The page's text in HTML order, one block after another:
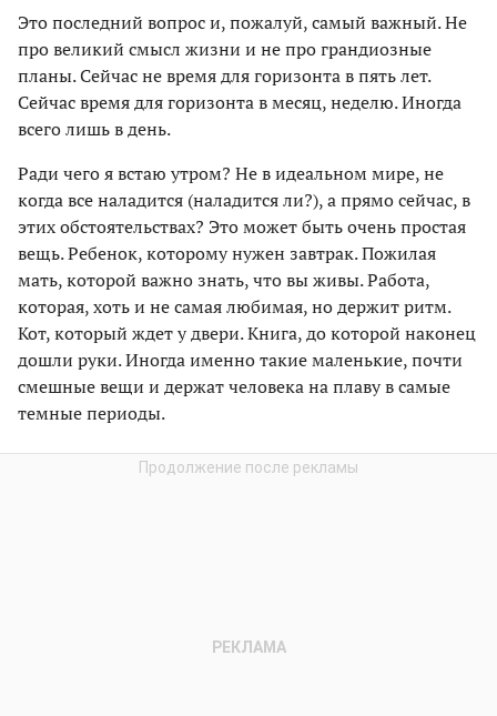
Это последний вопрос и, пожалуй, самый важный. Не
про великий смысл жизни и не про грандиозные
планы. Сейчас не время для горизонта в пять лет.
Сейчас время для горизонта в месяц, неделю. Иногда
всего лишь в день.
Ради чего я встаю утром? Не в идеальном мире, не
когда все наладится (наладится ли?), а прямо сейчас, в
этих обстоятельствах? Это может быть очень простая
вещь. Ребенок, которому нужен завтрак. Пожилая
мать, которой важно знать, что вы живы. Работа,
которая, хоть и не самая любимая, но держит ритм.
Кот, который ждет у двери. Книга, до которой наконец
дошли руки. Иногда именно такие маленькие, почти
смешные вещи и держат человека на плаву в самые
темные периоды.